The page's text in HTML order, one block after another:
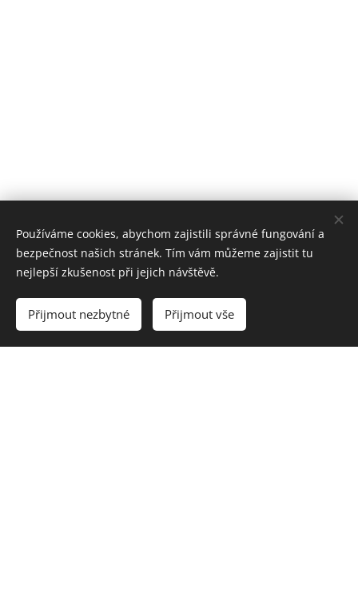
Používáme cookies, abychom zajistili správné fungování a
bezpečnost našich stránek. Tím vám můžeme zajistit tu
nejlepší zkušenost při jejich návštěvě.
Přijmout nezbytné Přijmout vše